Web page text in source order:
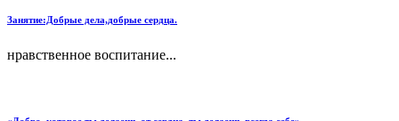
Занятие:Добрые дела,добрые сердца.
нравственное воспитание...